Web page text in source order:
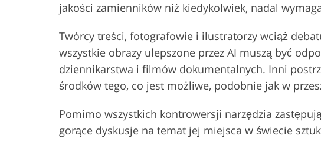
jakości zamienników niż kiedykolwiek, nadal
Twórcy treści, fotografowie i ilustratorzy wciąż
wszystkie obrazy ulepszone przez AI muszą być
dziennikarstwa i filmów dokumentalnych. Inni
środków tego, co jest możliwe, podobnie jak w
Pomimo wszystkich kontrowersji narzędzia
gorące dyskusje na temat jej miejsca w świecie